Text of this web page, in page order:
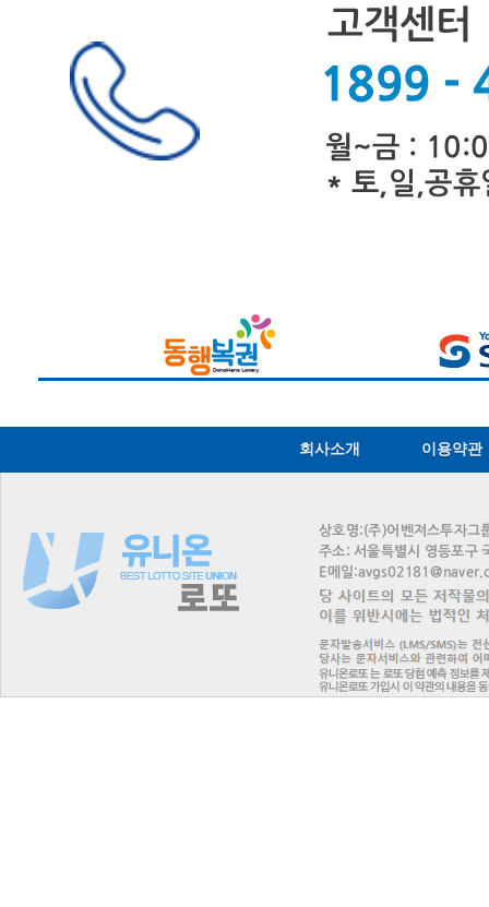
회사소개 이용약관